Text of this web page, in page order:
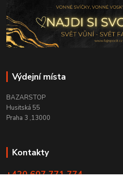
Výdejní místa
BAZARSTOP
Husitská 55
Praha 3 ,13000
Kontakty
+420 607 771 774